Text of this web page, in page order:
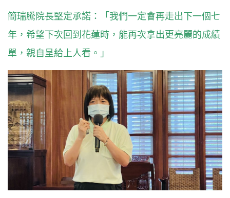
簡瑞騰院長堅定承諾：「我們一定會再走出下一個七
年，希望下次回到花蓮時，能再次拿出更亮麗的成績
單，親自呈給上人看。」